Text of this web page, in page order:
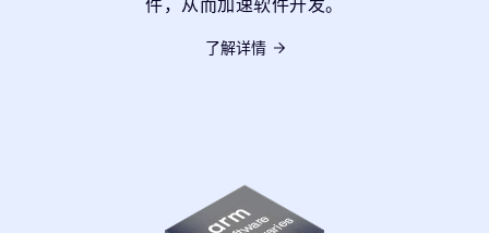
件，从而加速软件开发。
了解详情